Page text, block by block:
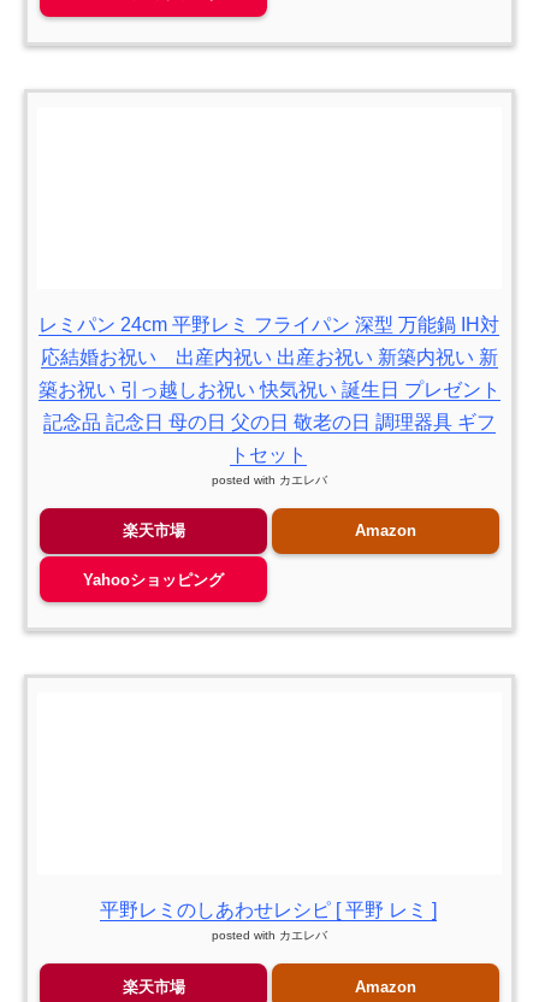
レミパン 24cm 平野レミ フライパン 深型 万能鍋 IH対
応結婚お祝い 出産内祝い 出産お祝い 新築内祝い 新
築お祝い 引っ越しお祝い 快気祝い 誕生日 プレゼント
記念品 記念日 母の日 父の日 敬老の日 調理器具 ギフ
トセット
posted with カエレバ
楽天市場 Amazon
Yahooショッピング
平野レミのしあわせレシピ [ 平野 レミ ]
posted with カエレバ
楽天市場 Amazon